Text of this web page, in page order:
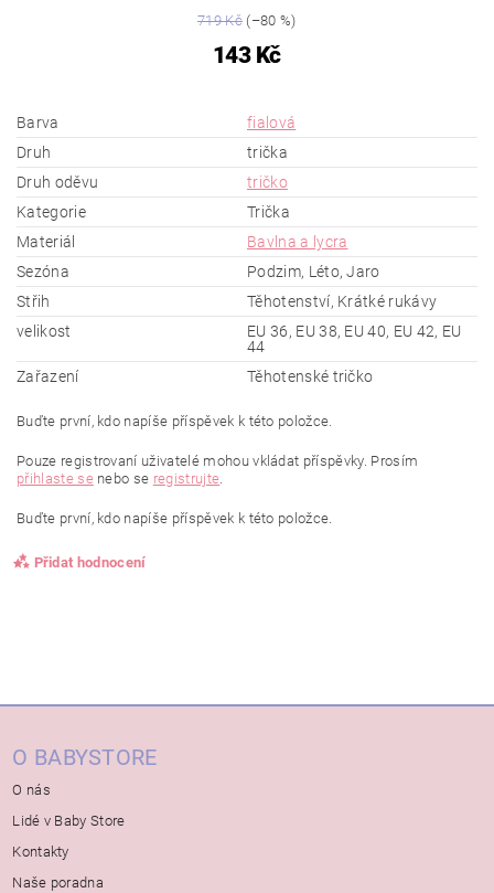
719 Kč(–80 %)
143 Kč
Barva
fialová
Druh
trička
Druh oděvu
tričko
Kategorie
Trička
Materiál
Bavlna a lycra
Sezóna
Podzim, Léto, Jaro
Střih
Těhotenství, Krátké rukávy
velikost
EU 36, EU 38, EU 40, EU 42, EU
44
Zařazení
Těhotenské tričko
Buďte první, kdo napíše příspěvek k této položce.
Pouze registrovaní uživatelé mohou vkládat příspěvky. Prosím
přihlaste senebo se registrujte.
Buďte první, kdo napíše příspěvek k této položce.
Přidat hodnocení
O BABYSTORE
O nás
Lidé v Baby Store
Kontakty
Naše poradna